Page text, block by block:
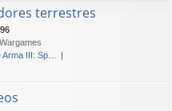
terrestres
III: Sp…